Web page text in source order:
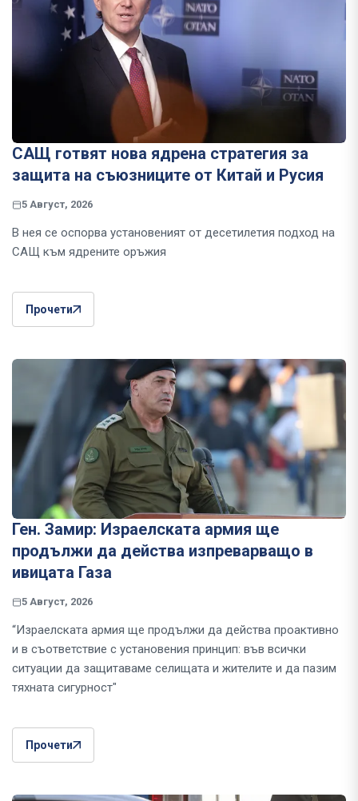
САЩ готвят нова ядрена стратегия за
защита на съюзниците от Китай и Русия
5 Август, 2026
В нея се оспорва установеният от десетилетия подход на
САЩ към ядрените оръжия
Прочети
Ген. Замир: Израелската армия ще
продължи да действа изпреварващо в
ивицата Газа
5 Август, 2026
“Израелската армия ще продължи да действа проактивно
и в съответствие с установения принцип: във всички
ситуации да защитаваме селищата и жителите и да пазим
тяхната сигурност"
Прочети